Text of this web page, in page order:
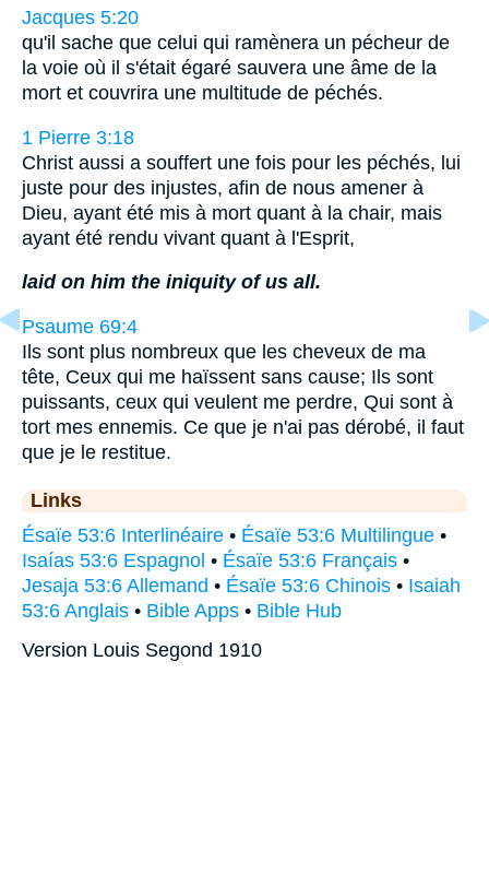
Jacques 5:20
qu'il sache que celui qui ramènera un pécheur de
la voie où il s'était égaré sauvera une âme de la
mort et couvrira une multitude de péchés.
1 Pierre 3:18
Christ aussi a souffert une fois pour les péchés, lui
juste pour des injustes, afin de nous amener à
Dieu, ayant été mis à mort quant à la chair, mais
ayant été rendu vivant quant à l'Esprit,
laid on him the iniquity of us all.
Psaume 69:4
Ils sont plus nombreux que les cheveux de ma
tête, Ceux qui me haïssent sans cause; Ils sont
puissants, ceux qui veulent me perdre, Qui sont à
tort mes ennemis. Ce que je n'ai pas dérobé, il faut
que je le restitue.
Links
Ésaïe 53:6 Interlinéaire • Ésaïe 53:6 Multilingue •
Isaías 53:6 Espagnol • Ésaïe 53:6 Français •
Jesaja 53:6 Allemand • Ésaïe 53:6 Chinois • Isaiah
53:6 Anglais • Bible Apps • Bible Hub
Version Louis Segond 1910